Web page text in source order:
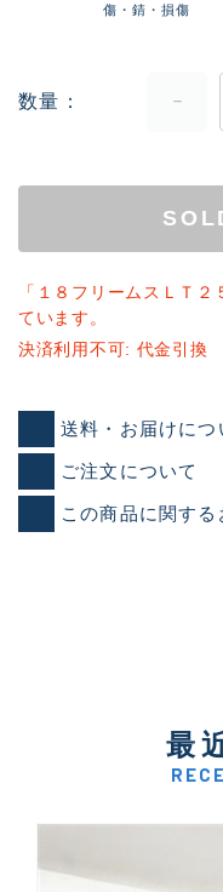
傷・錆・損傷
数量
「１８フリームスＬＴ
ています。
決済利用不可: 代金引換
送料・お届けにつ
ご注文について
この商品に関す
最